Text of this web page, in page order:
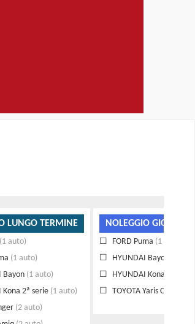
LUNGO TERMINE
(1 auto)
(1 auto)
Bayon (1 auto)
Kona 2ª serie (1 auto)
(2 auto)
NOLEGGIO
FORD Puma (1 auto)
HYUNDAI Bayon
HYUNDAI Kona 1ª serie
TOYOTA Yaris Cross